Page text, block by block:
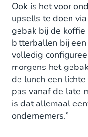
Ook is het voor
upsells te doen
gebak bij de koffie
bitterballen bij
volledig
morgens het
de lunch een
pas vanaf de late
is dat allemaal
ondernemers.”